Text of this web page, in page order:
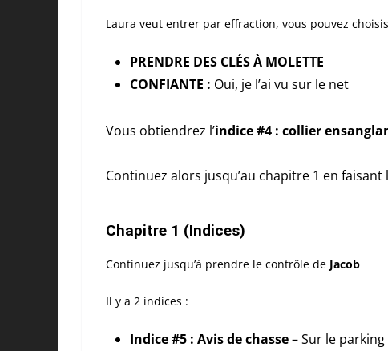
Laura veut entrer par effraction, vous pouvez
PRENDRE DES CLÉS À MOLETTE
CONFIANTE : Oui, je l’ai vu sur le net
Vous obtiendrez l’indice #4 : collier
Continuez alors jusqu’au chapitre 1 en
Chapitre 1 (Indices)
Continuez jusqu’à prendre le contrôle de Jacob
Il y a 2 indices :
Indice #5 : Avis de chasse– Sur le